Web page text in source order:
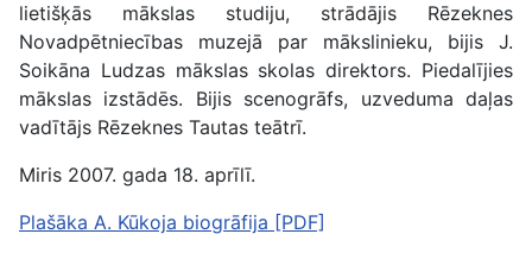
lietišķās mākslas studiju, strādājis Rēzeknes
Novadpētniecības muzejā par mākslinieku, bijis J.
Soikāna Ludzas mākslas skolas direktors. Piedalījies
mākslas izstādēs. Bijis scenogrāfs, uzveduma daļas
vadītājs Rēzeknes Tautas teātrī.
Miris 2007. gada 18. aprīlī.
Plašāka A. Kūkoja biogrāfija [PDF]